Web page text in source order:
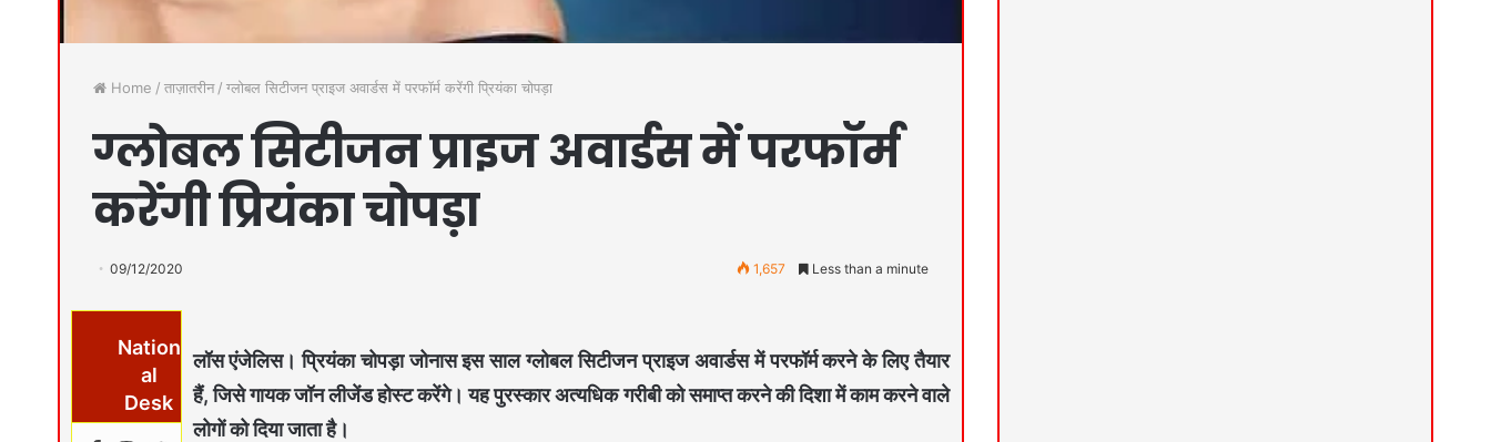
Home / ताज़ातरीन / ग्लोबल सिटीजन प्राइज अवार्डस में परफॉर्म करेंगी प्रियंका चोपड़ा
ग्लोबल सिटीजन प्राइज अवार्डस में परफॉर्म
करेंगी प्रियंका चोपड़ा
09/12/2020 1,657 Less than a minute
Nation
al
Desk
लॉस एंजेलिस। प्रियंका चोपड़ा जोनास इस साल ग्लोबल सिटीजन प्राइज अवार्डस में परफॉर्म करने के लिए तैयार
हैं, जिसे गायक जॉन लीजेंड होस्ट करेंगे। यह पुरस्कार अत्यधिक गरीबी को समाप्त करने की दिशा में काम करने वाले
लोगों को दिया जाता है।